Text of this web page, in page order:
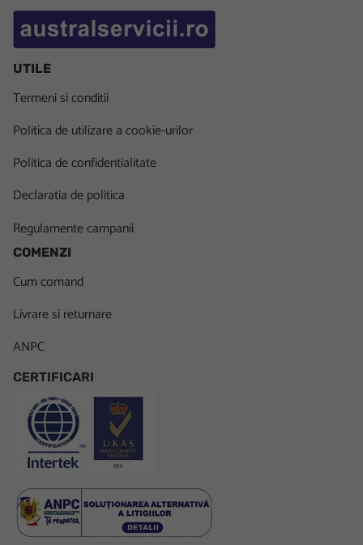
UTILE
Termeni si conditii
Politica de utilizare a cookie-urilor
Politica de confidentialitate
Declaratia de politica
Regulamente campanii
COMENZI
Cum comand
Livrare si returnare
ANPC
CERTIFICARI